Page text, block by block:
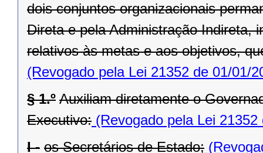
dois conjuntos organizacionais
Direta e pela Administração Indireta,
relativos às metas e aos objetivos,
(Revogado pela Lei 21352 de 01/01/
§ 1.º Auxiliam diretamente o
Executivo: (Revogado pela Lei
I - os Secretários de Estado;